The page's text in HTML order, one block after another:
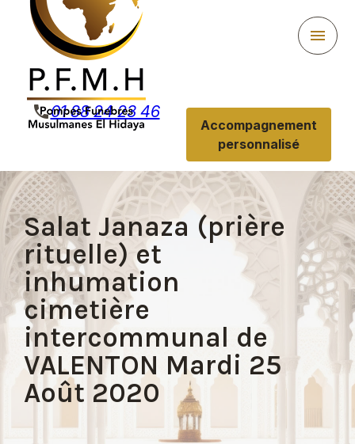
menu
phone01 88 24 23 46
Accompagnement
personnalisé
Salat Janaza (prière
rituelle) et
inhumation
cimetière
intercommunal de
VALENTON Mardi 25
Août 2020
Panneau de gestion des cookies